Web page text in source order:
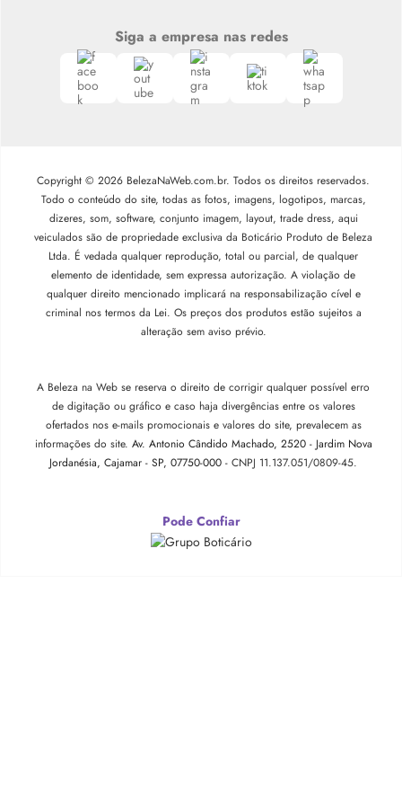
Siga a empresa nas redes
Copyright © 2026 BelezaNaWeb.com.br. Todos os direitos reservados.
Todo o conteúdo do site, todas as fotos, imagens, logotipos, marcas,
dizeres, som, software, conjunto imagem, layout, trade dress, aqui
veiculados são de propriedade exclusiva da Boticário Produto de Beleza
Ltda. É vedada qualquer reprodução, total ou parcial, de qualquer
elemento de identidade, sem expressa autorização. A violação de
qualquer direito mencionado implicará na responsabilização cível e
criminal nos termos da Lei. Os preços dos produtos estão sujeitos a
alteração sem aviso prévio.
A Beleza na Web se reserva o direito de corrigir qualquer possível erro
de digitação ou gráfico e caso haja divergências entre os valores
ofertados nos e-mails promocionais e valores do site, prevalecem as
informações do site. Av. Antonio Cândido Machado, 2520 - Jardim Nova
Jordanésia, Cajamar - SP, 07750-000 - CNPJ 11.137.051/0809-45.
Pode Confiar